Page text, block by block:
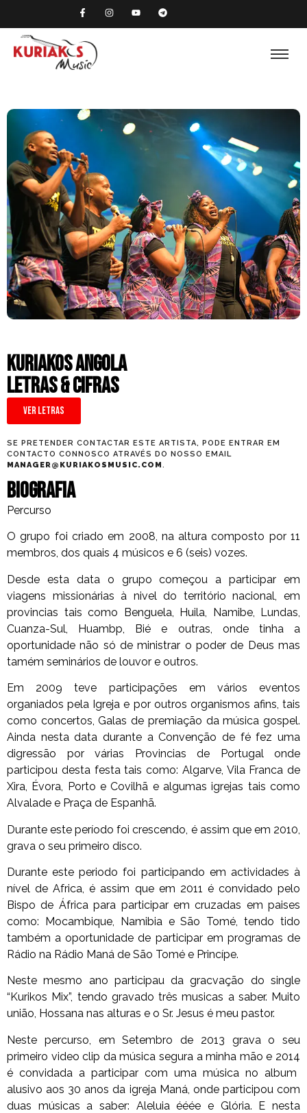
Kuriakos Angola
LETRAS & CIFRAS
Ver Letras
SE PRETENDER CONTACTAR ESTE ARTISTA, PODE ENTRAR EM
CONTACTO CONNOSCO ATRAVÉS DO NOSSO EMAIL
MANAGER@KURIAKOSMUSIC.COM.
Biografia
Percurso
O grupo foi criado em 2008, na altura composto por 11
membros, dos quais 4 músicos e 6 (seis) vozes.
Desde esta data o grupo começou a participar em
viagens missionárias à nivel do território nacional, em
provincias tais como Benguela, Huila, Namibe, Lundas,
Cuanza-Sul, Huambp, Bié e outras, onde tinha a
oportunidade não só de ministrar o poder de Deus mas
tamém seminários de louvor e outros.
Em 2009 teve participações em vários eventos
organiados pela Igreja e por outros organismos afins, tais
como concertos, Galas de premiação da música gospel.
Ainda nesta data durante a Convenção de fé fez uma
digressão por várias Provincias de Portugal onde
participou desta festa tais como: Algarve, Vila Franca de
Xira, Évora, Porto e Covilhã e algumas igrejas tais como
Alvalade e Praça de Espanhã.
Durante este período foi crescendo, é assim que em 2010,
grava o seu primeiro disco.
Durante este periodo foi participando em actividades à
nível de Africa, é assim que em 2011 é convidado pelo
Bispo de África para participar em cruzadas em paises
como: Mocambique, Namibia e São Tomé, tendo tido
também a oportunidade de participar em programas de
Rádio na Rádio Maná de São Tomé e Princípe.
Neste mesmo ano participau da gracvação do single
“ Kurikos Mix”, tendo gravado três musicas a saber. Muito
união, Hossana nas alturas e o Sr. Jesus é meu pastor.
Neste percurso, em Setembro de 2013 grava o seu
primeiro video clip da música segura a minha mão e 2014
é convidada a participar com uma música no album
alusivo aos 30 anos da igreja Maná, onde participou com
duas músicas a saber: Aleluia ééée e Glória. E nesta